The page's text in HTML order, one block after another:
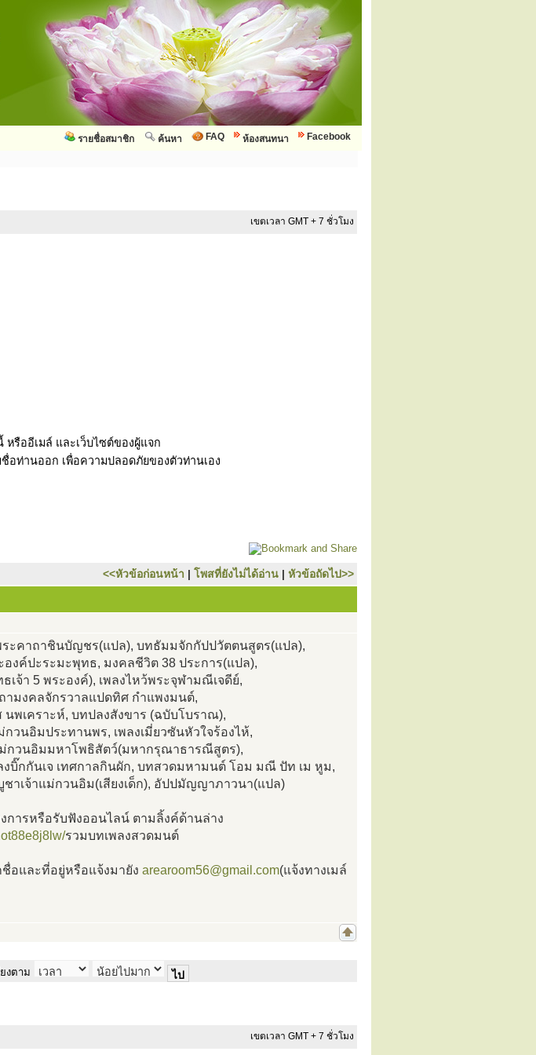
Facebook
ห้องสนทนา
FAQ
ค้นหา
รายชื่อสมาชิก
เขตเวลา GMT + 7 ชั่วโมง
รืออีเมล์ และเว็บไซต์ของผู้แจก
อท่านออก เพื่อความปลอดภัยของตัวท่านเอง
<<หัวข้อก่อนหน้า | โพสที่ยังไม่ได้อ่าน | หัวข้อถัดไป>>
ะคาถาชินบัญชร(แปล), บทธัมมจักกัปปวัตตนสูตร(แปล),
งค์ปะระมะพุทธ, มงคลชีวิต 38 ประการ(แปล),
จ้า 5 พระองค์), เพลงไหว้พระจุฬามณีเจดีย์,
ามงคลจักรวาลแปดทิศ กำแพงมนต์,
พเคราะห์, บทปลงสังขาร (ฉบับโบราณ),
กวนอิมประทานพร, เพลงเมี่ยวซันหัวใจร้องไห้,
ม่กวนอิมมหาโพธิสัตว์(มหากรุณาธารณีสูตร),
บิ๊กกันเจ เทศกาลกินผัก, บทสวดมหามนต์ โอม มณี ปัท เม หูม,
าเจ้าแม่กวนอิม(เสียงเด็ก), อัปปมัญญาภาวนา(แปล)
การหรือรับฟังออนไลน์ ตามลิ้งค์ด้านล่าง
รวมบทเพลงสวดมนต์
อและที่อยู่หรือแจ้งมายัง arearoom56@gmail.com(แจ้งทางเมล์
ยงตาม
เขตเวลา GMT + 7 ชั่วโมง